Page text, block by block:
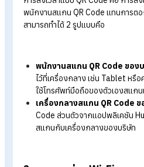
Online time-
Payroll software
Table of Contents:
แอปลงเวลาทำงาน มีอะไรบ้าง?
ทำไมธุรกิจยุคใหม่ต้องใช้แอปลง